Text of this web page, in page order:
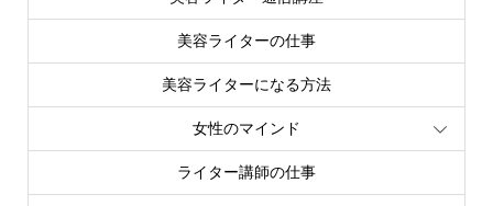
美容ライターの仕事
美容ライターになる方法
女性のマインド
ライター講師の仕事